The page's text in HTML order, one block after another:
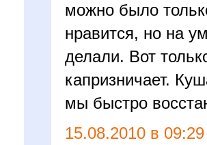
можно было
нравится, но на
делали. Вот
капризничает.
мы быстро
15.08.2010 в 09:29